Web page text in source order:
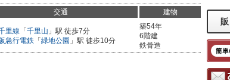
交通 建物
里線 「 千里山 」駅 徒歩7分
急行電鉄 「 緑地公園 」駅 徒歩10分
築54年
6階建
鉄骨造